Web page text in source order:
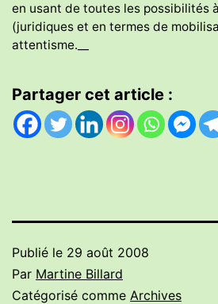
en usant de toutes les possibilités
(juridiques et en termes de
attentisme.__
Partager cet article :
Publié le 29 août 2008
Par Martine Billard
Catégorisé comme Archives